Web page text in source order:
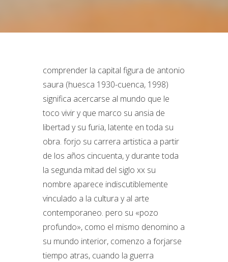
comprender la capital figura de antonio
saura (huesca 1930-cuenca, 1998)
significa acercarse al mundo que le
toco vivir y que marco su ansia de
libertad y su furia, latente en toda su
obra. forjo su carrera artistica a partir
de los años cincuenta, y durante toda
la segunda mitad del siglo xx su
nombre aparece indiscutiblemente
vinculado a la cultura y al arte
contemporaneo. pero su «pozo
profundo», como el mismo denomino a
su mundo interior, comenzo a forjarse
tiempo atras, cuando la guerra